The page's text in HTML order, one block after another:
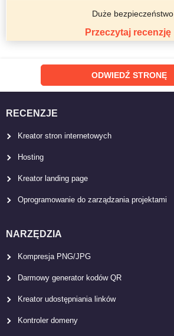
Duże bezpieczeństwo
Przeczytaj recenzję
ODWIEDŹ STRONĘ
RECENZJE
Kreator stron internetowych
Hosting
Kreator landing page
Oprogramowanie do zarządzania projektami
NARZĘDZIA
Kompresja PNG/JPG
Darmowy generator kodów QR
Kreator udostępniania linków
Kontroler domeny